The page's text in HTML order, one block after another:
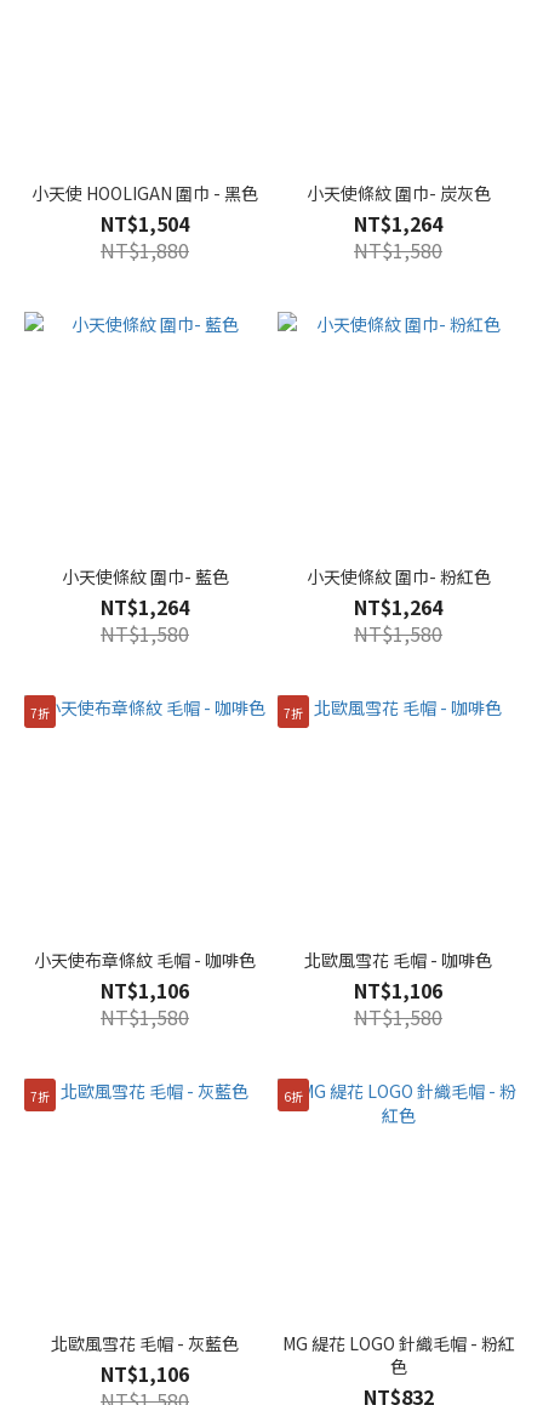
小天使 HOOLIGAN 圍巾 - 黑色
NT$1,504
NT$1,880
小天使條紋 圍巾- 炭灰色
NT$1,264
NT$1,580
小天使條紋 圍巾- 藍色
NT$1,264
NT$1,580
小天使條紋 圍巾- 粉紅色
NT$1,264
NT$1,580
7折
小天使布章條紋 毛帽 - 咖啡色
NT$1,106
NT$1,580
7折
北歐風雪花 毛帽 - 咖啡色
NT$1,106
NT$1,580
7折
北歐風雪花 毛帽 - 灰藍色
NT$1,106
6折
MG 緹花 LOGO 針織毛帽 - 粉紅
色
NT$832